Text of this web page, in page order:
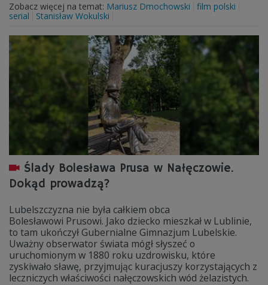
Zobacz więcej na temat: Mariusz Dmochowski
film polski
serial
Stanisław Wokulski
Ślady Bolesława Prusa w Nałęczowie.
Dokąd prowadzą?
Lubelszczyzna nie była całkiem obca
Bolesławowi Prusowi. Jako dziecko mieszkał w Lublinie,
to tam ukończył Gubernialne Gimnazjum Lubelskie.
Uważny obserwator świata mógł słyszeć o
uruchomionym w 1880 roku uzdrowisku, które
zyskiwało sławę, przyjmując kuracjuszy korzystających z
leczniczych właściwości nałęczowskich wód żelazistych.